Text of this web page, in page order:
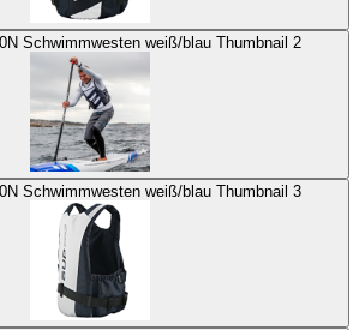
Baltic SUP Pro 50N Schwimmwesten weiß/blau Thumbnail 2
Baltic SUP Pro 50N Schwimmwesten weiß/blau Thumbnail 3